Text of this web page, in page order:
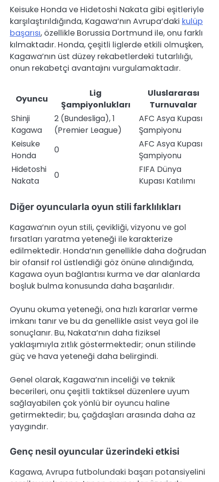
Keisuke Honda ve Hidetoshi Nakata gibi eşitleriyle
karşılaştırıldığında, Kagawa’nın Avrupa’daki kulüp
başarısı, özellikle Borussia Dortmund ile, onu farklı
kılmaktadır. Honda, çeşitli liglerde etkili olmuşken,
Kagawa’nın üst düzey rekabetlerdeki tutarlılığı,
onun rekabetçi avantajını vurgulamaktadır.
Oyuncu
Lig
Şampiyonlukları
Uluslararası
Turnuvalar
Shinji
Kagawa
2 (Bundesliga), 1
(Premier League)
AFC Asya Kupası
Şampiyonu
Keisuke
Honda
0
AFC Asya Kupası
Şampiyonu
Hidetoshi
Nakata
0
FIFA Dünya
Kupası Katılımı
Diğer oyuncularla oyun stili farklılıkları
Kagawa’nın oyun stili, çevikliği, vizyonu ve gol
fırsatları yaratma yeteneği ile karakterize
edilmektedir. Honda’nın genellikle daha doğrudan
bir ofansif rol üstlendiği göz önüne alındığında,
Kagawa oyun bağlantısı kurma ve dar alanlarda
boşluk bulma konusunda daha başarılıdır.
Oyunu okuma yeteneği, ona hızlı kararlar verme
imkanı tanır ve bu da genellikle asist veya gol ile
sonuçlanır. Bu, Nakata’nın daha fiziksel
yaklaşımıyla zıtlık göstermektedir; onun stilinde
güç ve hava yeteneği daha belirgindi.
Genel olarak, Kagawa’nın inceliği ve teknik
becerileri, onu çeşitli taktiksel düzenlere uyum
sağlayabilen çok yönlü bir oyuncu haline
getirmektedir; bu, çağdaşları arasında daha az
yaygındır.
Genç nesil oyuncular üzerindeki etkisi
Kagawa, Avrupa futbolundaki başarı potansiyelini